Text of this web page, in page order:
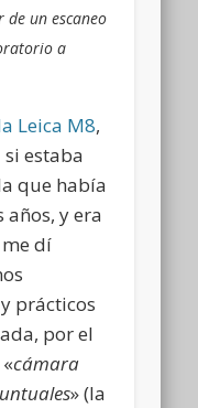
un escaneo
a
Leica M8,
estaba
que había
y era
dí
prácticos
por el
cámara
» (la